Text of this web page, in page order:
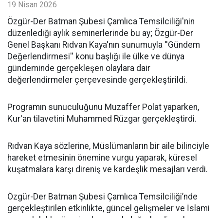
19 Nisan 2026
​Özgür-Der Batman Şubesi Çamlıca Temsilciliği'nin
düzenlediği aylık seminerlerinde bu ay; Özgür-Der
Genel Başkanı Rıdvan Kaya'nın sunumuyla ''Gündem
Değerlendirmesi'' konu başlığı ile ülke ve dünya
gündeminde gerçekleşen olaylara dair
değerlendirmeler çerçevesinde gerçekleştirildi.
Programın sunuculuğunu Muzaffer Polat yaparken,
Kur'an tilavetini Muhammed Rüzgar gerçekleştirdi.
Rıdvan Kaya sözlerine, Müslümanların bir aile bilinciyle
hareket etmesinin önemine vurgu yaparak, küresel
kuşatmalara karşı direniş ve kardeşlik mesajları verdi.
Özgür-Der Batman Şubesi Çamlıca Temsilciliği’nde
gerçekleştirilen etkinlikte, güncel gelişmeler ve İslami